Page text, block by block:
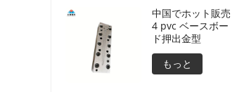
中国でホット販売
4 pvc ベースボー
ド押出金型
もっと